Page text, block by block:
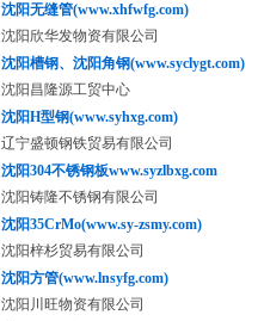
沈阳无缝管(www.xhfwfg.com)
沈阳欣华发物资有限公司
沈阳槽钢、沈阳角钢(www.syclygt.com)
沈阳昌隆源工贸中心
沈阳H型钢(www.syhxg.com)
辽宁盛顿钢铁贸易有限公司
沈阳304不锈钢板www.syzlbxg.com
沈阳铸隆不锈钢有限公司
沈阳35CrMo(www.sy-zsmy.com)
沈阳梓杉贸易有限公司
沈阳方管(www.lnsyfg.com)
沈阳川旺物资有限公司